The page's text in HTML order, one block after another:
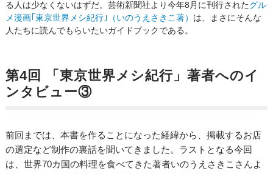
る人は少なくないはずだ。芸術新聞社より今年8月に刊行された グル
メ漫画｢東京世界メシ紀行｣（いのうえさきこ著） は、まさにそんな
人たちに読んでもらいたいガイドブックである。
第4回 「東京世界メシ紀行」著者へのイ
ンタビュー③
前回までは、本書を作ることになった経緯から、掲載するお店
の選定など制作の裏話を聞いてきました。ラストとなる今回
は、世界70カ国の料理を食べてきた著者いのうえさきこさんよ